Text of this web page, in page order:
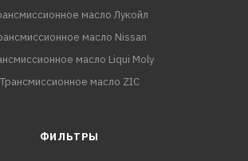
масло Лукойл
масло Nissan
масло Liqui Moly
Трансмиссионное масло ZIC
ФИЛЬТРЫ